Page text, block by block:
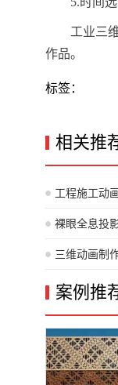
工业三
作品。
标签：
相关推
工程施工动
裸眼全息投
术？
三维动画制
案例推